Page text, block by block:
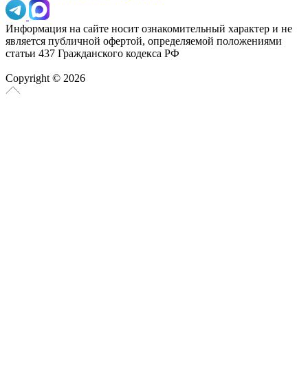
Информация на сайте носит ознакомительный характер и не
является публичной офертой, определяемой положениями
статьи 437 Гражданского кодекса РФ
Copyright © 2026